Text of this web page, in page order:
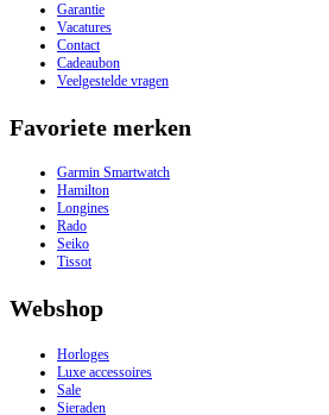
Garantie
Vacatures
Contact
Cadeaubon
Veelgestelde vragen
Favoriete merken
Garmin Smartwatch
Hamilton
Longines
Rado
Seiko
Tissot
Webshop
Horloges
Luxe accessoires
Sale
Sieraden